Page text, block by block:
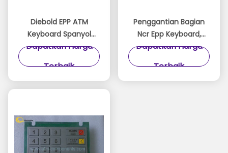
Diebold EPP ATM
Keyboard Spanyol
Versi 49 - 216681 -
Dapatkan Harga
Terbaik
Penggantian Bagian
Ncr Epp Keyboard,
Wincor 1750132043
Dapatkan Harga
Terbaik